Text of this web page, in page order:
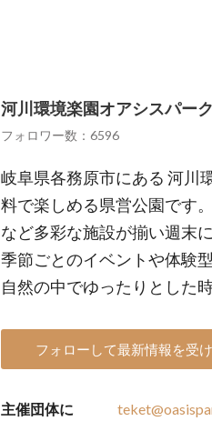
河川環境楽園オアシスパー
フォロワー数：6596
岐阜県各務原市にある 河川
料で楽しめる県営公園です
など多彩な施設が揃い週末
季節ごとのイベントや体験
自然の中でゆったりとした
フォローして最新情報を受
主催団体に